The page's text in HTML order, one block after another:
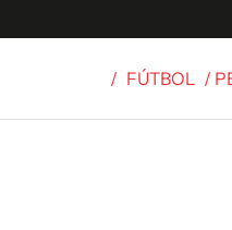
/ FÚTBOL /